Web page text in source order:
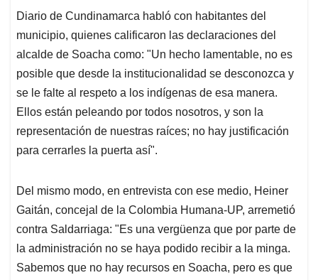
Diario de Cundinamarca habló con habitantes del
municipio, quienes calificaron las declaraciones del
alcalde de Soacha como: "Un hecho lamentable, no es
posible que desde la institucionalidad se desconozca y
se le falte al respeto a los indígenas de esa manera.
Ellos están peleando por todos nosotros, y son la
representación de nuestras raíces; no hay justificación
para cerrarles la puerta así".
Del mismo modo, en entrevista con ese medio, Heiner
Gaitán, concejal de la Colombia Humana-UP, arremetió
contra Saldarriaga: "Es una vergüenza que por parte de
la administración no se haya podido recibir a la minga.
Sabemos que no hay recursos en Soacha, pero es que